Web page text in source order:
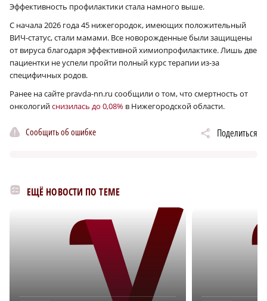
Эффективность профилактики стала намного выше.
С начала 2026 года 45 нижегородок, имеющих положительный
ВИЧ-статус, стали мамами. Все новорожденные были защищены
от вируса благодаря эффективной химиопрофилактике. Лишь две
пациентки не успели пройти полный курс терапии из-за
специфичных родов.
Ранее на сайте pravda-nn.ru сообщили о том, что смертность от
онкологийснизилась до 0,08% в Нижегородской области.
Сообщить об ошибке Поделиться
ЕЩЁ НОВОСТИ ПО ТЕМЕ